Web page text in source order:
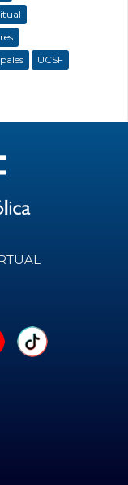
UCSF